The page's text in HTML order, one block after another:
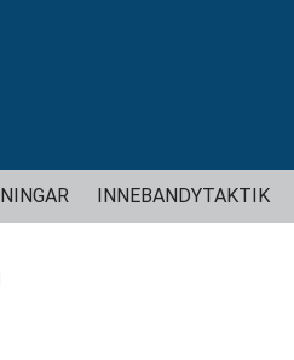
till
INNEBANDYTAKTIK